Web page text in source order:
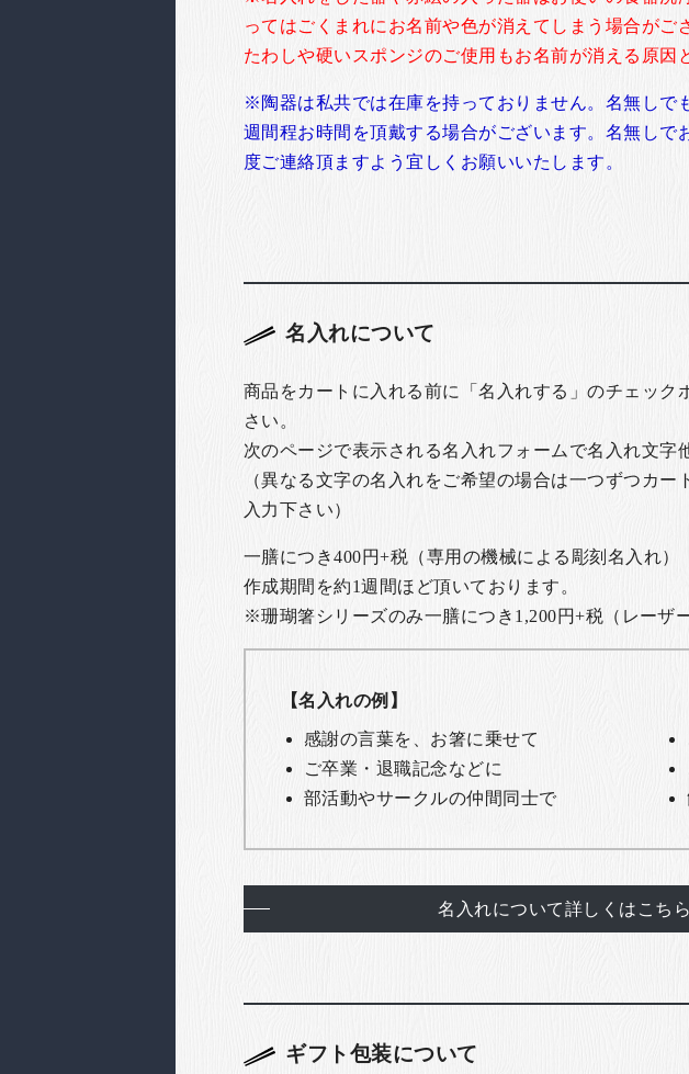
ってはごくまれにお名前や色が消えてしまう場合がご
たわしや硬いスポンジのご使用もお名前が消える原因
※陶器は私共では在庫を持っておりません。名無しで
週間程お時間を頂戴する場合がございます。名無しで
度ご連絡頂ますよう宜しくお願いいたします。
名入れについて
商品をカートに入れる前に「名入れする」のチェッ
さい。
次のページで表示される名入れフォームで名入れ文字
（異なる文字の名入れをご希望の場合は一つずつカ
入力下さい）
一膳につき400円+税（専用の機械による彫刻名入れ）
作成期間を約1週間ほど頂いております。
※珊瑚箸シリーズのみ一膳につき1,200円+税 （レーザ
【名入れの例】
感謝の言葉を、お箸に乗せて
ご卒業・退職記念などに
部活動やサークルの仲間同士で
名入れについて詳しくはこちら
ギフト包装について